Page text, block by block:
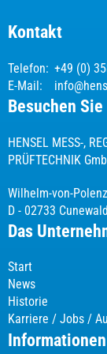
Kontakt
Telefon: +49 (0)
E-Mail:
Besuchen
HENSEL MESS-,
PRÜFTECHNIK
Wilhelm-von-
D - 02733
Das
Start
News
Historie
Karriere / Jobs /
Informationen